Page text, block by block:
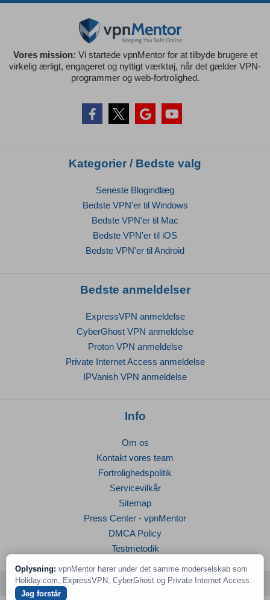
Vores mission: Vi startede vpnMentor for at tilbyde brugere et
virkelig ærligt, engageret og nyttigt værktøj, når det gælder VPN-
programmer og web-fortrolighed.
Kategorier / Bedste valg
Seneste Blogindlæg
Bedste VPN'er til Windows
Bedste VPN'er til Mac
Bedste VPN'er til iOS
Bedste VPN'er til Android
Bedste anmeldelser
ExpressVPN anmeldelse
CyberGhost VPN anmeldelse
Proton VPN anmeldelse
Private Internet Access anmeldelse
IPVanish VPN anmeldelse
Info
Om os
Kontakt vores team
Fortrolighedspolitik
Servicevilkår
Sitemap
Press Center - vpnMentor
DMCA Policy
Testmetodik
© 2026 vpnMentor | Alle rettigheder forbeholdes
Oplysning: vpnMentor hører under det samme moderselskab som
Holiday.com, ExpressVPN, CyberGhost og Private Internet Access.
Jeg forstår